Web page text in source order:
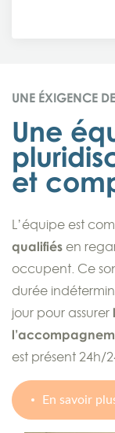
UNE ÉXIGENCE
Une
et
L’équipe est
qualifiés en
occupent. Ce
durée
jour pour assurer
est présent 24h/
En savoir